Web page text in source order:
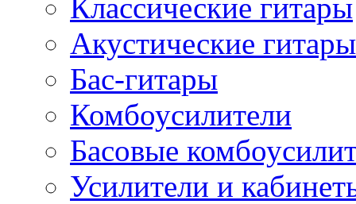
Классические гитары
Акустические гитары
Бас-гитары
Комбоусилители
Басовые
Усилители и